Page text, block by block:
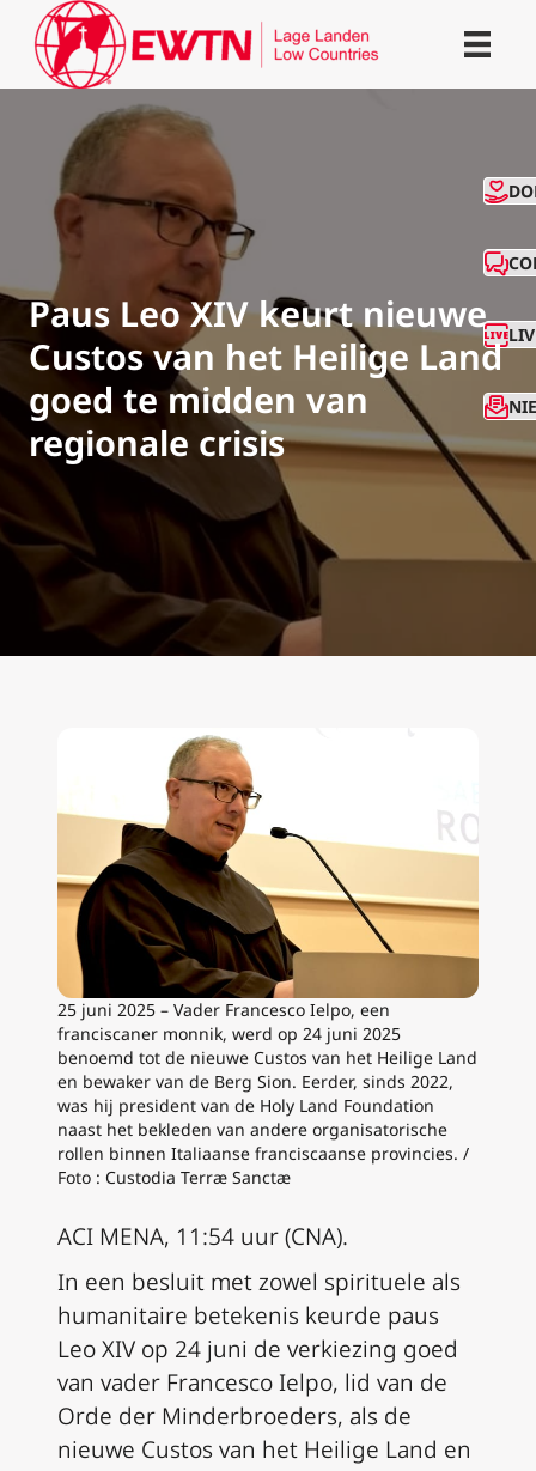
Paus Leo XIV keurt nieuwe
Custos van het Heilige Land
goed te midden van
regionale crisis
25 juni 2025 – Vader Francesco Ielpo, een
franciscaner monnik, werd op 24 juni 2025
benoemd tot de nieuwe Custos van het Heilige Land
en bewaker van de Berg Sion. Eerder, sinds 2022,
was hij president van de Holy Land Foundation
naast het bekleden van andere organisatorische
rollen binnen Italiaanse franciscaanse provincies. /
Foto : Custodia Terræ Sanctæ
ACI MENA, 11:54 uur (CNA).
In een besluit met zowel spirituele als
humanitaire betekenis keurde paus
Leo XIV op 24 juni de verkiezing goed
van vader Francesco Ielpo, lid van de
Orde der Minderbroeders, als de
nieuwe Custos van het Heilige Land en